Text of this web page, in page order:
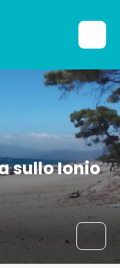
sullo Ionio